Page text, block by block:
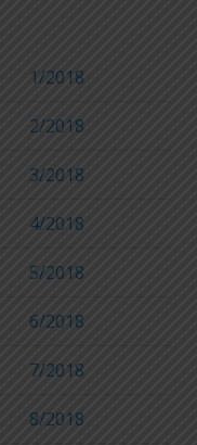
1/2018
2/2018
3/2018
4/2018
5/2018
6/2018
7/2018
8/2018